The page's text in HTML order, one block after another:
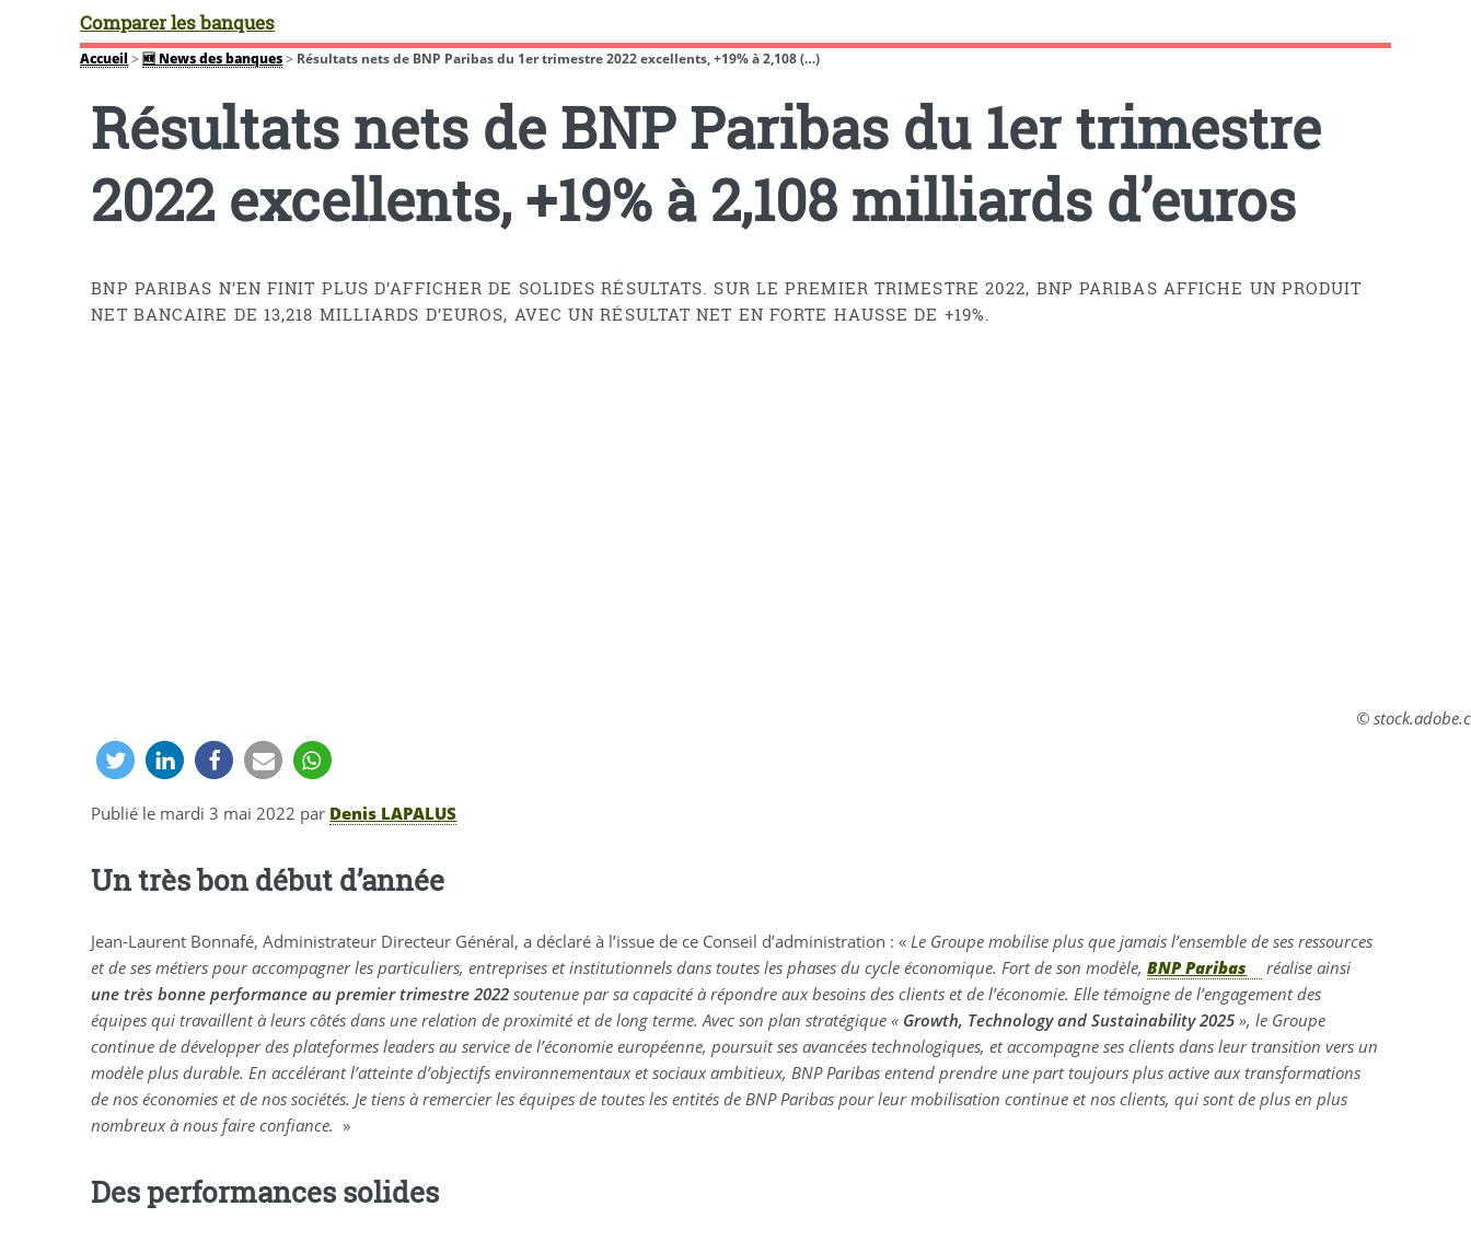
Comparer les banques
Accueil >🆕 News des banques> Résultats nets de BNP Paribas du 1er trimestre 2022 excellents, +19% à 2,108 (…)
Résultats nets de BNP Paribas du 1er trimestre
2022 excellents, +19% à 2,108 milliards d’euros
BNP PARIBAS N’EN FINIT PLUS D’AFFICHER DE SOLIDES RÉSULTATS. SUR LE PREMIER TRIMESTRE 2022, BNP PARIBAS AFFICHE UN PRODUIT
NET BANCAIRE DE 13,218 MILLIARDS D’EUROS, AVEC UN RÉSULTAT NET EN FORTE HAUSSE DE +19%.
©
Publié le mardi 3 mai 2022 par Denis LAPALUS
Un très bon début d’année
Jean-Laurent Bonnafé, Administrateur Directeur Général, a déclaré à l’issue de ce Conseil d’administration : «Le Groupe mobilise plus que jamais l’ensemble de ses ressources
et de ses métiers pour accompagner les particuliers, entreprises et institutionnels dans toutes les phases du cycle économique. Fort de son modèle,BNP Paribas
réalise ainsi
une très bonne performance au premier trimestre 2022 soutenue par sa capacité à répondre aux besoins des clients et de l’économie. Elle témoigne de l’engagement des
équipes qui travaillent à leurs côtés dans une relation de proximité et de long terme. Avec son plan stratégique « Growth, Technology and Sustainability 2025 », le Groupe
continue de développer des plateformes leaders au service de l’économie européenne, poursuit ses avancées technologiques, et accompagne ses clients dans leur transition vers un
modèle plus durable. En accélérant l’atteinte d’objectifs environnementaux et sociaux ambitieux, BNP Paribas entend prendre une part toujours plus active aux transformations
de nos économies et de nos sociétés. Je tiens à remercier les équipes de toutes les entités de BNP Paribas pour leur mobilisation continue et nos clients, qui sont de plus en plus
nombreux à nous faire confiance. »
Des performances solides